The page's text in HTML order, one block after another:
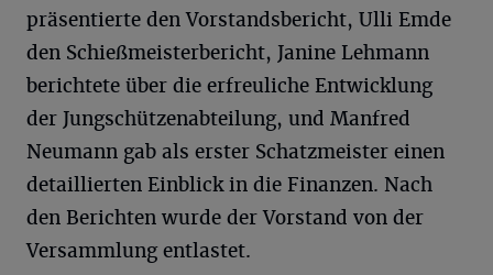
präsentierte den Vorstandsbericht, Ulli Emde
den Schießmeisterbericht, Janine Lehmann
berichtete über die erfreuliche Entwicklung
der Jungschützenabteilung, und Manfred
Neumann gab als erster Schatzmeister einen
detaillierten Einblick in die Finanzen. Nach
den Berichten wurde der Vorstand von der
Versammlung entlastet.